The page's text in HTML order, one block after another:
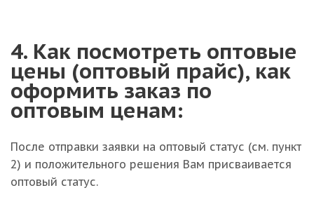
4. Как посмотреть оптовые
цены (оптовый прайс), как
оформить заказ по
оптовым ценам:
После отправки заявки на оптовый статус (см. пункт
2) и положительного решения Вам присваивается
оптовый статус.